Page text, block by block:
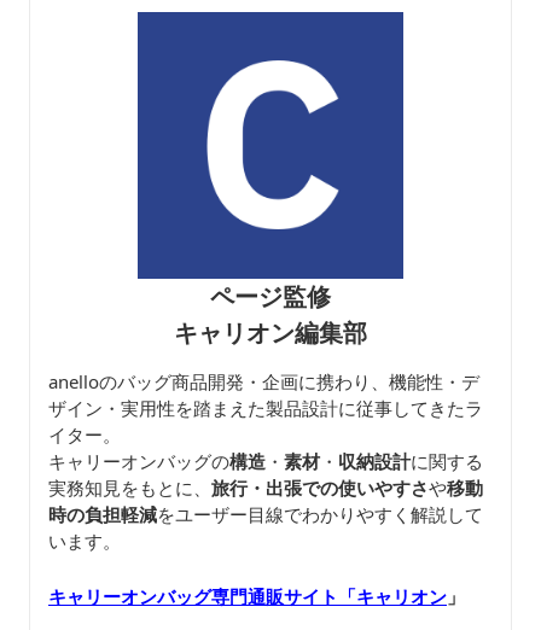
ページ監修
キャリオン編集部
anelloのバッグ商品開発・企画に携わり、機能性・デ
ザイン・実用性を踏まえた製品設計に従事してきたラ
イター。
キャリーオンバッグの構造 ・ 素材・ 収納設計に関する
実務知見をもとに、 旅行・出張での使いやすさや移動
時の負担軽減をユーザー目線でわかりやすく解説して
います。
キャリーオンバッグ専門通販サイト「キャリオン 」